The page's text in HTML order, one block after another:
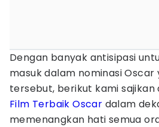
Dengan banyak antisipasi
masuk dalam nominasi
tersebut, berikut kami
Film Terbaik Oscar dalam
memenangkan hati semua